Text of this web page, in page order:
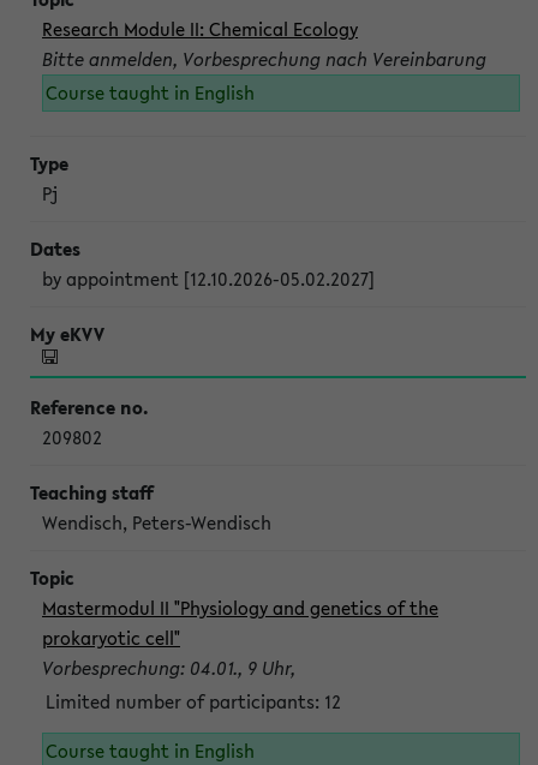
Research Module II: Chemical Ecology
Bitte anmelden, Vorbesprechung nach Vereinbarung
Course taught in English
Pj
by appointment [12.10.2026-05.02.2027]
209802
Wendisch, Peters-Wendisch
Mastermodul II "Physiology and genetics of the
prokaryotic cell"
Vorbesprechung: 04.01., 9 Uhr,
Limited number of participants: 12
Course taught in English